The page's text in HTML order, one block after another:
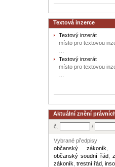
Textová inzerce
Textový inzerát
místo pro textovou
Textový inzerát
místo pro textovou
Aktuální znění
č. /
Vybrané předpisy
občanský zákoník
občanský soudní řád,
zákoník trestní řád